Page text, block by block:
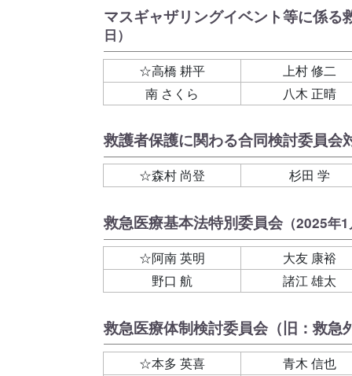
マスギャザリングイベント等に係
日）
☆高橋 耕平
上村 修二
南 さくら
八木 正晴
救護者保護に関わる合同検討委員会
☆森村 尚登 杉田 学
救急医療基本法特別委員会（2025年
☆阿南 英明
大友 康裕
野口 航
諸江 雄太
救急医療体制検討委員会（旧：救急
☆本多 英喜
青木 信也